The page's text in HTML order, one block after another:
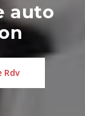
auto
Rdv